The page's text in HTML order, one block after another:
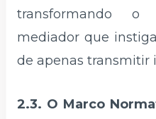
transformando
mediador que
de apenas transmitir
2.3. O Marco